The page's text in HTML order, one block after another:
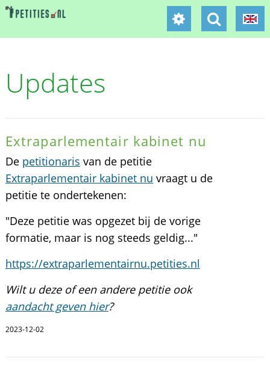
Updates
Extraparlementair kabinet nu
De petitionaris van de petitie
Extraparlementair kabinet nu vraagt u de
petitie te ondertekenen:
"Deze petitie was opgezet bij de vorige
formatie, maar is nog steeds geldig..."
https://extraparlementairnu.petities.nl
Wilt u deze of een andere petitie ook
aandacht geven hier?
2023-12-02